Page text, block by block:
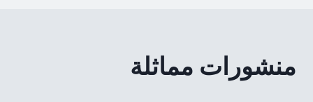
منشورات مماثلة